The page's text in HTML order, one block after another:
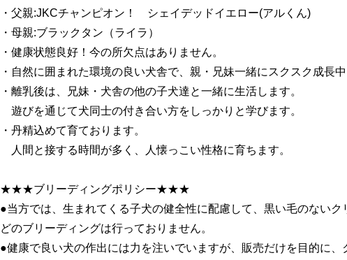
・父親:JKCチャンピオン！ シェイデッドイエロー(アルくん)
・母親:ブラックタン（ライラ）
・健康状態良好！今の所欠点はありません。
・自然に囲まれた環境の良い犬舎で、親・兄妹一緒にスクスク成長中
・離乳後は、兄妹・犬舎の他の子犬達と一緒に生活します。
遊びを通じて犬同士の付き合い方をしっかりと学びます。
・丹精込めて育ております。
人間と接する時間が多く、人懐っこい性格に育ちます。
★★★ブリーディングポリシー★★★
●当方では、生まれてくる子犬の健全性に配慮して、黒い毛のない
どのブリーディングは行っておりません。
●健康で良い犬の作出には力を注いでいますが、販売だけを目的に